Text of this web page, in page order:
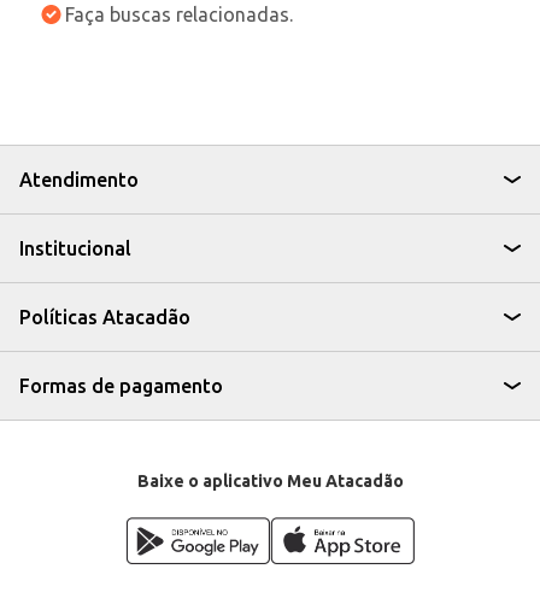
Faça buscas relacionadas.
Atendimento
Institucional
Políticas Atacadão
Formas de pagamento
Baixe o aplicativo Meu Atacadão